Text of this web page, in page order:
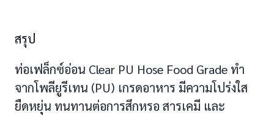
สรุป
ท่อเฟล็กซ์อ่อน Clear PU Hose Food Grade ทำ
จากโพลียูรีเทน (PU) เกรดอาหาร มีความโปร่งใส
ยืดหยุ่น ทนทานต่อการสึกหรอ สารเคมี และ